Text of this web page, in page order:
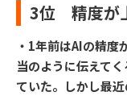
3位 精度が
・1年前はAIの精度
当のように伝えて
ていた。しかし最